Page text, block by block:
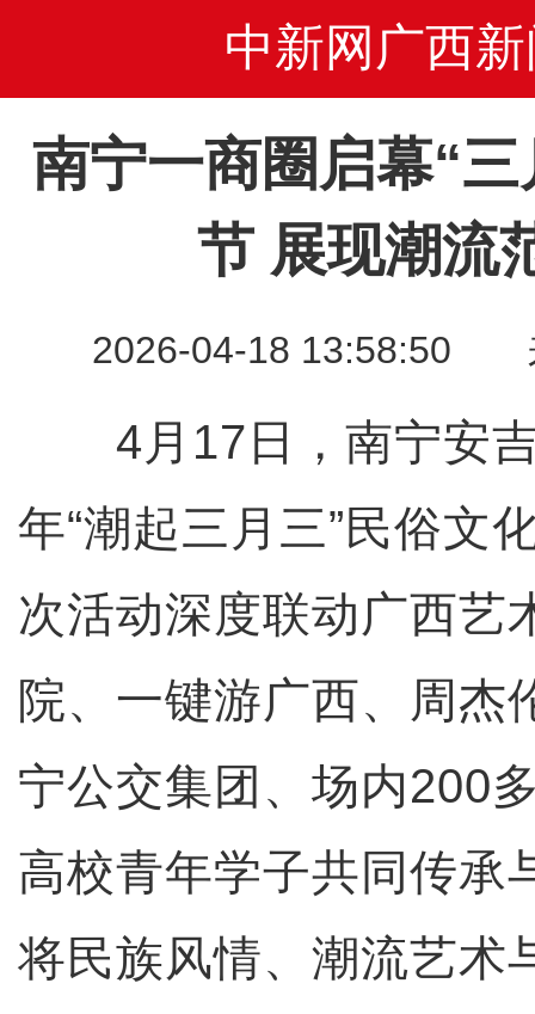
中新网广西新
南宁一商圈启幕“
节 展现潮流
2026-04-18 13:58:50
4月17日，南宁安吉
年“潮起三月三”民俗文
次活动深度联动广西艺
院、一键游广西、周杰
宁公交集团、场内200
高校青年学子共同传承
将民族风情、潮流艺术